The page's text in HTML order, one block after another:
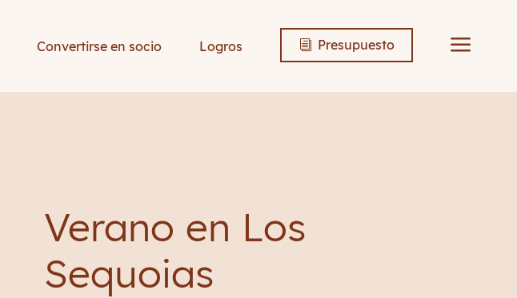
Convertirse en socio Logros i Presupuesto a
Verano en Los
Sequoias